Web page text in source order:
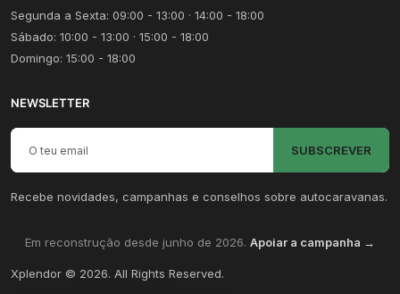
Segunda a Sexta: 09:00 - 13:00 · 14:00 - 18:00
Sábado: 10:00 - 13:00 · 15:00 - 18:00
Domingo: 15:00 - 18:00
NEWSLETTER
Email para newsletter
SUBSCREVER
Recebe novidades, campanhas e conselhos sobre autocaravanas.
Em reconstrução desde junho de 2026. Apoiar a campanha →
Xplendor © 2026. All Rights Reserved.